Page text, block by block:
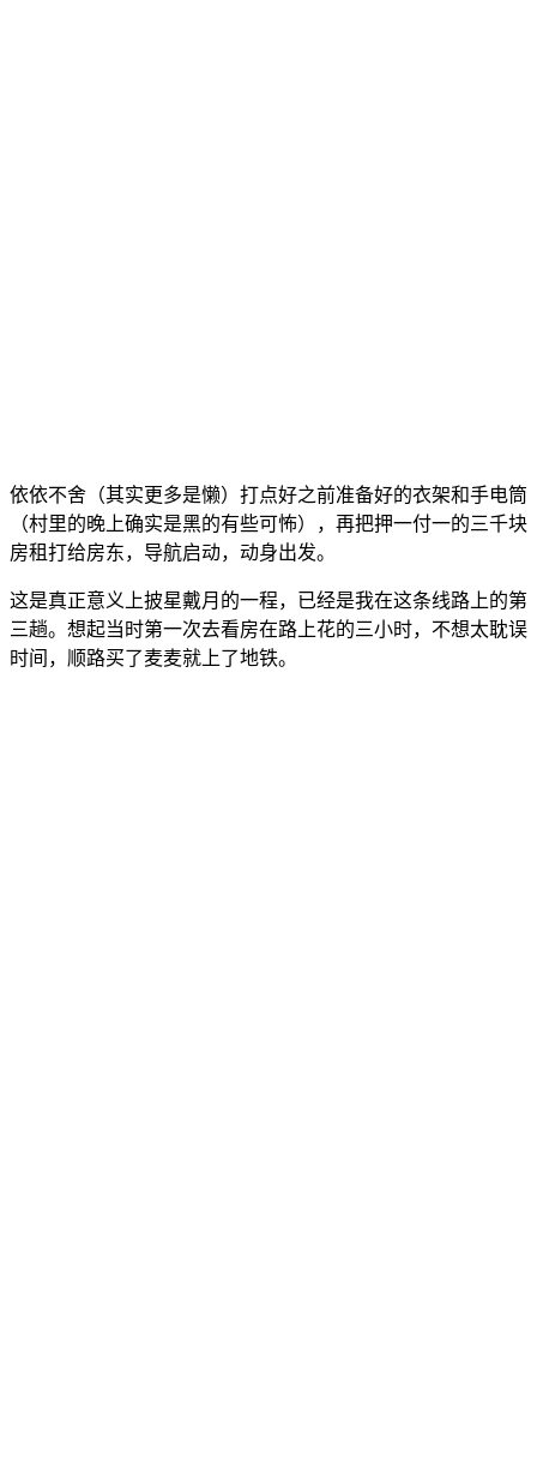
依依不舍（其实更多是懒）打点好之前准备好的衣架和手电筒
（村里的晚上确实是黑的有些可怖），再把押一付一的三千块
房租打给房东，导航启动，动身出发。
这是真正意义上披星戴月的一程，已经是我在这条线路上的第
三趟。想起当时第一次去看房在路上花的三小时，不想太耽误
时间，顺路买了麦麦就上了地铁。